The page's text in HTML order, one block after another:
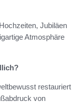
Jubiläen
Atmosphäre
restauriert
von